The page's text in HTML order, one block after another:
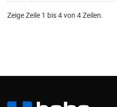
Zeige Zeile 1 bis 4 von 4 Zeilen.